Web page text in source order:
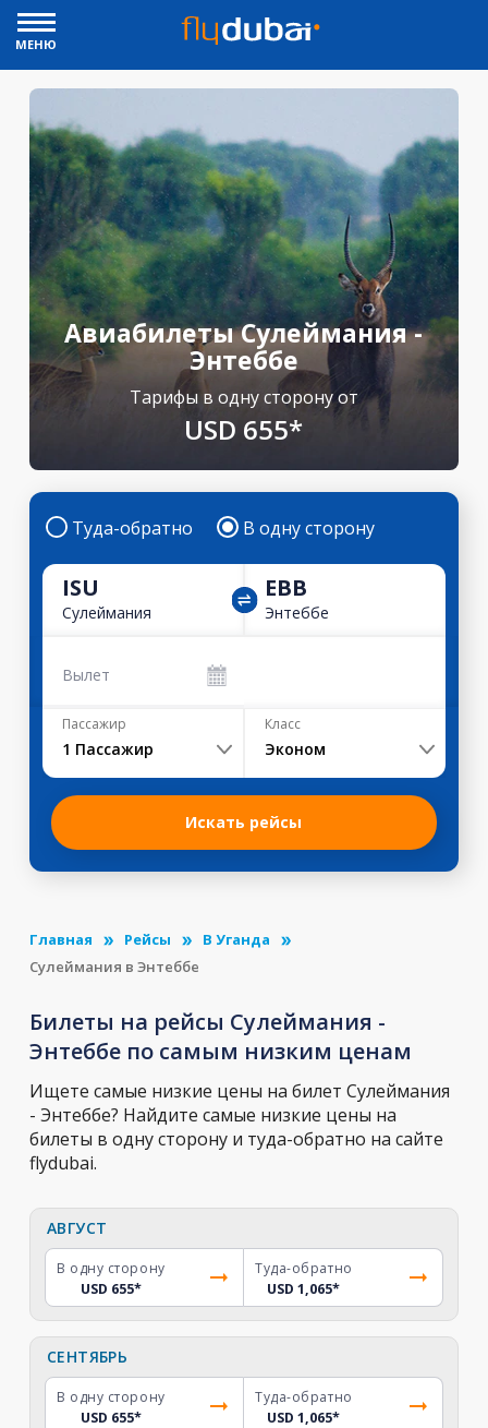
МЕНЮ
Авиабилеты Сулеймания -
Энтеббе
Тарифы в одну сторону от
USD 655*
Туда-обратно В одну сторону
ISU
Сулеймания
EBB
Энтеббе
Вылет
Пассажир
1 Пассажир
Класс
Эконом
Искать рейсы
Главная Рейсы
В Уганда
Сулеймания в Энтеббе
Билеты на рейсы Сулеймания -
Энтеббе по самым низким ценам
Ищете самые низкие цены на билет Сулеймания
- Энтеббе? Найдите самые низкие цены на
билеты в одну сторону и туда-обратно на сайте
flydubai.
АВГУСТ
В одну сторону
USD 655*
Туда-обратно
USD 1,065*
СЕНТЯБРЬ
В одну сторону
USD 655*
Туда-обратно
USD 1,065*